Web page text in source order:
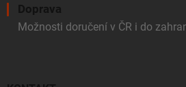
Doprava
Možnosti doručení v ČR i do